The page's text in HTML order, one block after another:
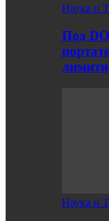
Наука и
Под
Наука и